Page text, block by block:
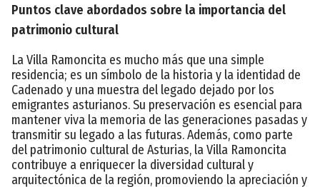
Puntos clave abordados sobre la importancia del
patrimonio cultural
La Villa Ramoncita es mucho más que una simple
residencia; es un símbolo de la historia y la identidad de
Cadenado y una muestra del legado dejado por los
emigrantes asturianos. Su preservación es esencial para
mantener viva la memoria de las generaciones pasadas y
transmitir su legado a las futuras. Además, como parte
del patrimonio cultural de Asturias, la Villa Ramoncita
contribuye a enriquecer la diversidad cultural y
arquitectónica de la región, promoviendo la apreciación y